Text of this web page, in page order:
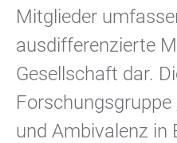
Mitglieder
ausdifferenzierte
Gesellschaft dar.
und Ambivalenz in